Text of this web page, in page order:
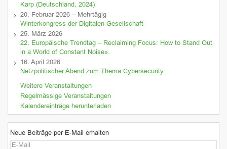
Karp (Deutschland, 2024)
20. Februar 2026 – Mehrtägig
Winterkongress der Digitalen Gesellschaft
25. März 2026
22. Europäische Trendtag – Reclaiming Focus: How to Stand Out
in a World of Constant Noise».
16. April 2026
Netzpolitischer Abend zum Thema Cybersecurity
Weitere Veranstaltungen
Regelmässige Veranstaltungen
Kalendereinträge herunterladen
Neue Beiträge per E-Mail erhalten